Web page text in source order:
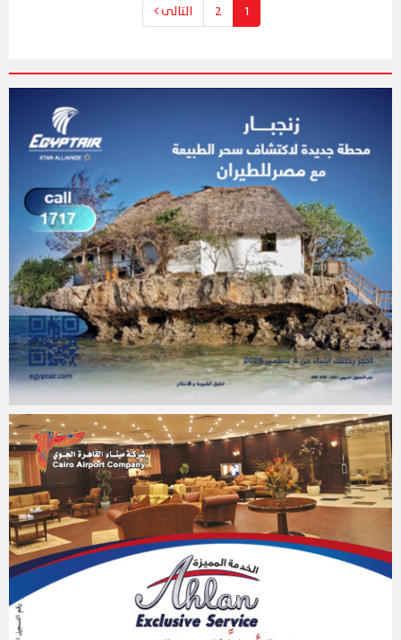
1
2 التالى